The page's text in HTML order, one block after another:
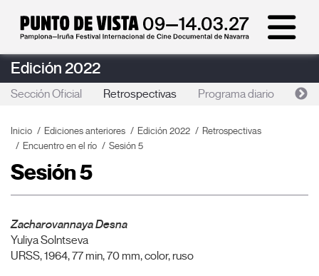
Edición 2022
Sección Oficial Retrospectivas Programa diario
Inicio Ediciones anteriores Edición 2022
Retrospectivas
Encuentro en el río
Sesión 5
Sesión 5
Zacharovannaya Desna
Yuliya Solntseva
URSS, 1964, 77 min, 70 mm, color, ruso